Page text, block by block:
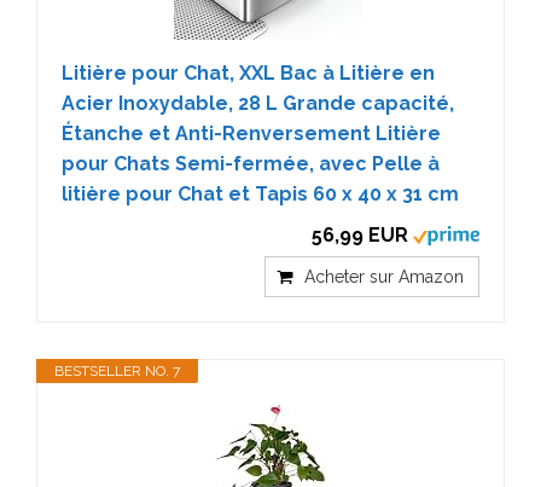
Litière pour Chat, XXL Bac à Litière en
Acier Inoxydable, 28 L Grande capacité,
Étanche et Anti-Renversement Litière
pour Chats Semi-fermée, avec Pelle à
litière pour Chat et Tapis 60 x 40 x 31 cm
56,99 EUR
Acheter sur Amazon
BESTSELLER NO. 7